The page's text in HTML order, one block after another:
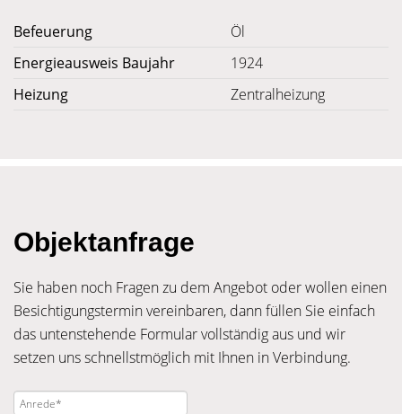
Befeuerung
Öl
Energieausweis Baujahr
1924
Heizung
Zentralheizung
Objektanfrage
Sie haben noch Fragen zu dem Angebot oder wollen einen
Besichtigungstermin vereinbaren, dann füllen Sie einfach
das untenstehende Formular vollständig aus und wir
setzen uns schnellstmöglich mit Ihnen in Verbindung.